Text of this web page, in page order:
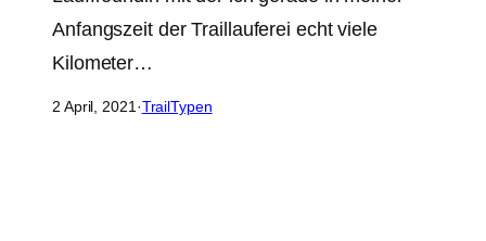
Anfangszeit der Traillauferei echt viele
Kilometer…
2 April, 2021 ·TrailTypen